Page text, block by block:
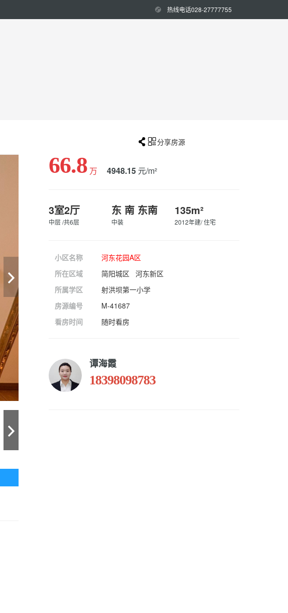
热线电话028-27777755
 分享房源
66.8 万 4948.15 元/m²
3室2厅
中层 /共6层
东 南 东南
中装
135m²
2012年建/ 住宅
小区名称
河东花园A区
所在区域
简阳城区 河东新区
所属学区
射洪坝第一小学
房源编号
M-41687
看房时间
随时看房
谭海霞
18398098783